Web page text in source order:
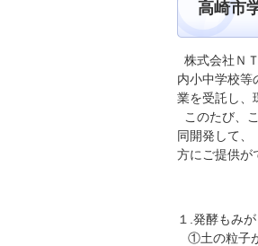
高崎市
株式会社Ｎ
内小中学校等
業を受託し、
このたび、
同開発して、
方にご提供が
１.発酵もみ
①土の粒子